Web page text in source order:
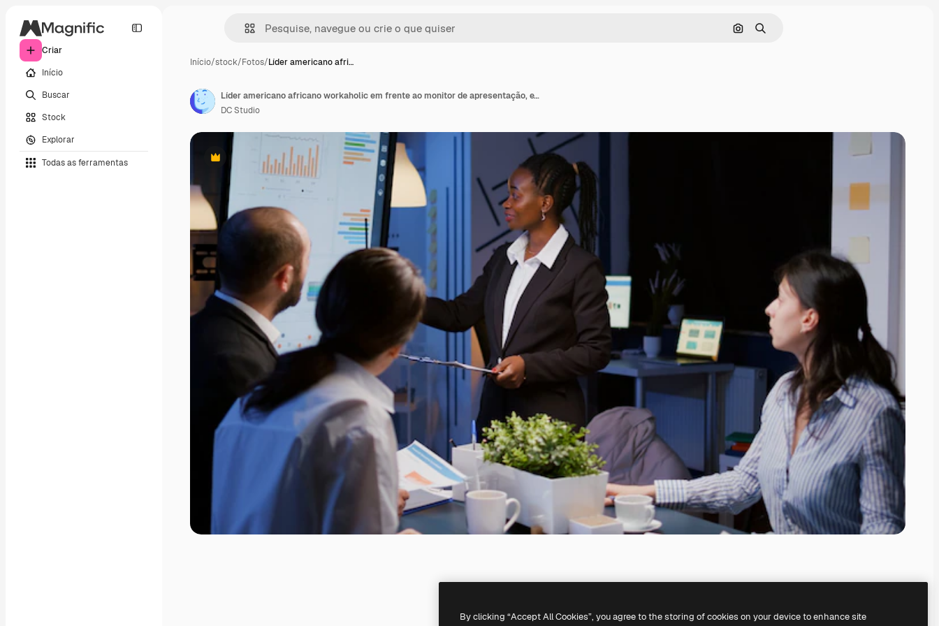
Criar
Início
Buscar
Stock
Explorar
Todas as ferramentas
Pesquisar por imagem
Buscar
Início/stock/Fotos/Líder americano afri…
Premium
Líder americano africano workaholic em frente ao monitor de apresentação, explicando o pr ...
DC Studio
By clicking “Accept All Cookies”, you agree to the storing of cookies on your device to enhance site